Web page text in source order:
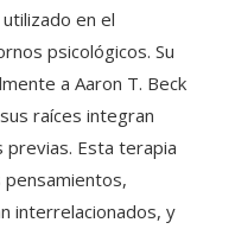
en el
psicológicos. Su
a Aaron T. Beck
raíces integran
previas. Esta terapia
interrelacionados, y